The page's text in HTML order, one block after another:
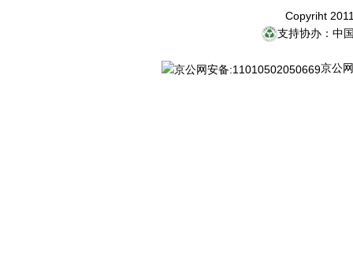
Copyriht
支持协办：中
京公